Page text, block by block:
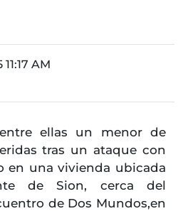
AM
ellas un menor de
tras un ataque con
en una vivienda ubicada
de Sion, cerca del
de Dos Mundos,en